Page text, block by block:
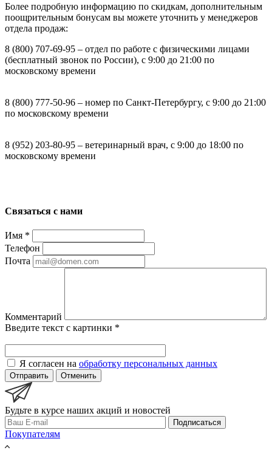
Более подробную информацию по скидкам, дополнительным
поощрительным бонусам вы можете уточнить у менеджеров
отдела продаж:
8 (800) 707-69-95 – отдел по работе с физическими лицами
(бесплатный звонок по России), с 9:00 до 21:00 по
московскому времени
8 (800) 777-50-96 – номер по Санкт-Петербургу, с 9:00 до 21:00
по московскому времени
8 (952) 203-80-95 – ветеринарный врач, с 9:00 до 18:00 по
московскому времени
Связаться с нами
Имя *
Телефон
Почта
Комментарий
Введите текст с картинки *
Я согласен на обработку персональных данных
Отправить Отменить
Будьте в курсе наших акций и новостей
Подписаться
Покупателям